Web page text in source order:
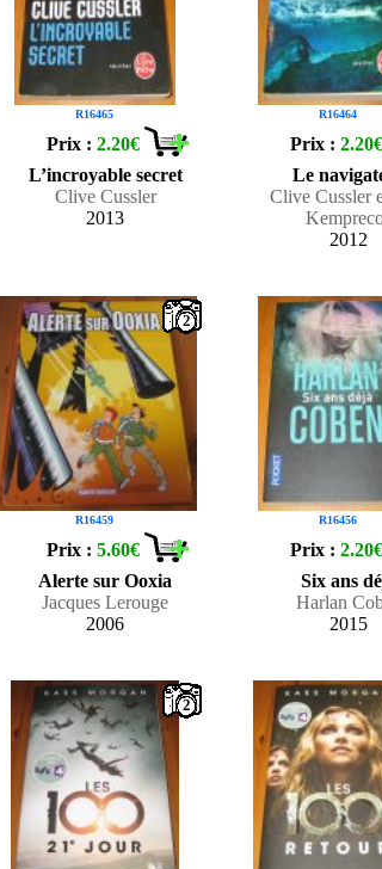
R16465
Prix :2.20€
L’incroyable secret
Clive Cussler
2013
R16464
Prix :2.20€
Le
Clive Cussler
2012
R16459
2
Prix :5.60€
Alerte sur Ooxia
Jacques Lerouge
2006
R16456
Prix :2.20€
Six ans
Harlan
2015
2